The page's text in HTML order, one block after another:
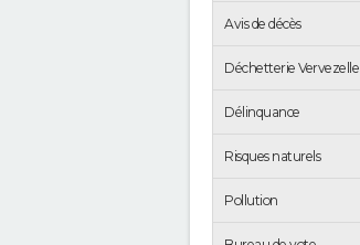
Avis de décès
Déchetterie Vervezelle
Délinquance
Risques naturels
Pollution